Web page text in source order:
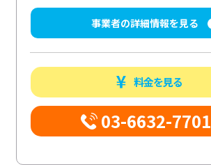
事業者の詳細情報を見る
料金を見る
03-6632-7701